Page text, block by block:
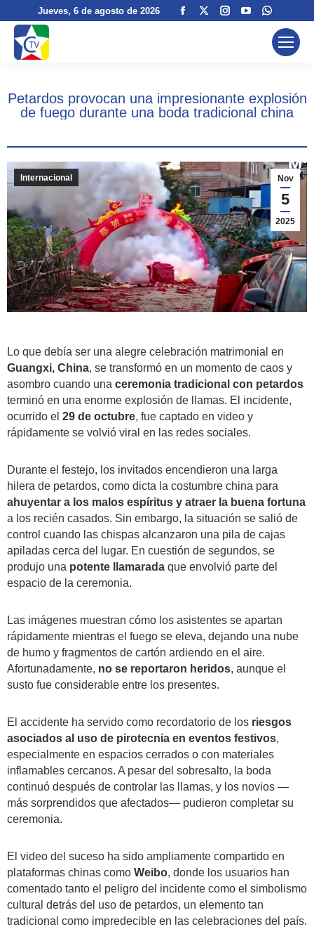
Jueves, 6 de agosto de 2026
Facebook
windowwindow
Instagram
window
YouTube
opens
window
page
opens
window
Petardos provocan una impresionante explosión
de fuego durante una boda tradicional china
Nov
5
2025
Internacional
Lo que debía ser una alegre celebración matrimonial en
Guangxi, China, se transformó en un momento de caos y
asombro cuando una ceremonia tradicional con petardos
terminó en una enorme explosión de llamas. El incidente,
ocurrido el 29 de octubre, fue captado en video y
rápidamente se volvió viral en las redes sociales.
Durante el festejo, los invitados encendieron una larga
hilera de petardos, como dicta la costumbre china para
ahuyentar a los malos espíritus y atraer la buena fortuna
a los recién casados. Sin embargo, la situación se salió de
control cuando las chispas alcanzaron una pila de cajas
apiladas cerca del lugar. En cuestión de segundos, se
produjo una potente llamarada que envolvió parte del
espacio de la ceremonia.
Las imágenes muestran cómo los asistentes se apartan
rápidamente mientras el fuego se eleva, dejando una nube
de humo y fragmentos de cartón ardiendo en el aire.
Afortunadamente, no se reportaron heridos, aunque el
susto fue considerable entre los presentes.
El accidente ha servido como recordatorio de los riesgos
asociados al uso de pirotecnia en eventos festivos,
especialmente en espacios cerrados o con materiales
inflamables cercanos. A pesar del sobresalto, la boda
continuó después de controlar las llamas, y los novios —
más sorprendidos que afectados— pudieron completar su
ceremonia.
El video del suceso ha sido ampliamente compartido en
plataformas chinas como Weibo, donde los usuarios han
comentado tanto el peligro del incidente como el simbolismo
cultural detrás del uso de petardos, un elemento tan
tradicional como impredecible en las celebraciones del país.